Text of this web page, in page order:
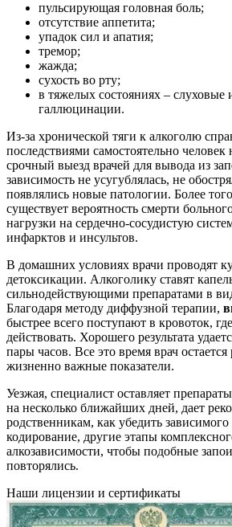
пульсирующая головная боль;
отсутствие аппетита;
упадок сил и апатия;
тремор;
жажда;
сухость во рту;
в тяжелых состояниях – слуховые
галлюцинации.
Из-за хронической тяги к алкоголю
последствиями самостоятельно человек
срочный выезд врачей для вывода из
зависимость не усугублялась, не
появлялись новые патологии. Более
существует вероятность смерти
нагрузки на сердечно-сосудистую
инфарктов и инсультов.
В домашних условиях врачи проводят
детоксикации. Алкоголику ставят
сильнодействующими препаратами в
Благодаря методу диффузной терапии,
быстрее всего поступают в кровоток,
действовать. Хорошего результата
пары часов. Все это время врач
жизненно важные показатели.
Уезжая, специалист оставляет
на несколько ближайших дней, дает
родственникам, как убедить зависимого
кодирование, другие этапы
алкозависимости, чтобы подобные
повторялись.
Наши лицензии и сертификаты